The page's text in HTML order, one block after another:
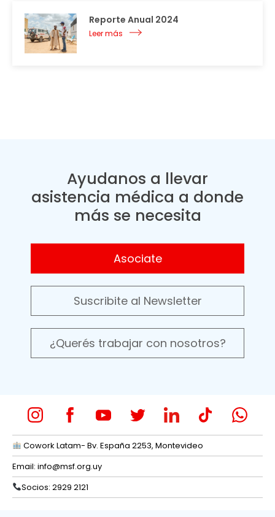
Reporte Anual 2024
Leer más
Ayudanos a llevar
asistencia médica a donde
más se necesita
Asociate
Suscribite al Newsletter
¿Querés trabajar con nosotros?
Cowork Latam- Bv. España 2253, Montevideo
Email: info@msf.org.uy
Socios: 2929 2121